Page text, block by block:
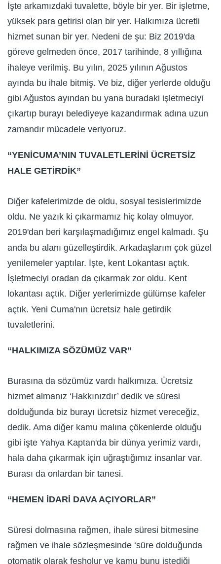
İşte arkamızdaki tuvalette, böyle bir yer. Bir işletme,
yüksek para getirisi olan bir yer. Halkımıza ücretli
hizmet sunan bir yer. Nedeni de şu: Biz 2019'da
göreve gelmeden önce, 2017 tarihinde, 8 yıllığına
ihaleye verilmiş. Bu yılın, 2025 yılının Ağustos
ayında bu ihale bitmiş. Ve biz, diğer yerlerde olduğu
gibi Ağustos ayından bu yana buradaki işletmeciyi
çıkartıp burayı belediyeye kazandırmak adına uzun
zamandır mücadele veriyoruz.
“YENİCUMA’NIN TUVALETLERİNİ ÜCRETSİZ
HALE GETİRDİK”
Diğer kafelerimizde de oldu, sosyal tesislerimizde
oldu. Ne yazık ki çıkarmamız hiç kolay olmuyor.
2019'dan beri karşılaşmadığımız engel kalmadı. Şu
anda bu alanı güzelleştirdik. Arkadaşlarım çok güzel
yenilemeler yaptılar. İşte, kent Lokantası açtık.
İşletmeciyi oradan da çıkarmak zor oldu. Kent
lokantası açtık. Diğer yerlerimizde gülümse kafeler
açtık. Yeni Cuma'nın ücretsiz hale getirdik
tuvaletlerini.
“HALKIMIZA SÖZÜMÜZ VAR”
Burasına da sözümüz vardı halkımıza. Ücretsiz
hizmet almanız ‘Hakkınızdır’ dedik ve süresi
dolduğunda biz burayı ücretsiz hizmet vereceğiz,
dedik. Ama diğer kamu malına çökenlerde olduğu
gibi işte Yahya Kaptan'da bir dünya yerimiz vardı,
hala daha çıkarmak için uğraştığımız insanlar var.
Burası da onlardan bir tanesi.
“HEMEN İDARİ DAVA AÇIYORLAR”
Süresi dolmasına rağmen, ihale süresi bitmesine
rağmen ve ihale sözleşmesinde ‘süre dolduğunda
otomatik olarak fesholur ve kamu bunu istediği